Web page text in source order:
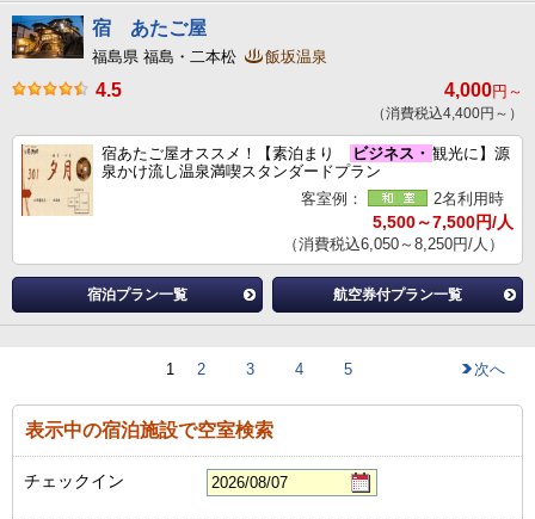
宿 あたご屋
福島県 福島・二本松 飯坂温泉
4.5 4,000円～
（消費税込4,400円～）
宿あたご屋オススメ！【素泊まり ビジネス・ 観光に】源
泉かけ流し温泉満喫スタンダードプラン
客室例：
2名利用時
5,500～7,500円/人
（消費税込6,050～8,250円/人）
宿泊プラン一覧 航空券付プラン一覧
1 2 3 4 5 次へ
表示中の宿泊施設で空室検索
チェックイン